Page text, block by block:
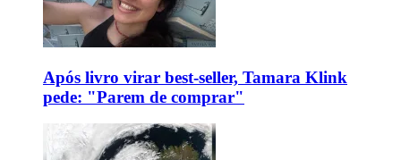
Após livro virar best-seller, Tamara Klink
pede: "Parem de comprar"